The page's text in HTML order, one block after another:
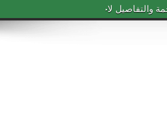
والتفاصيل لاحقاً